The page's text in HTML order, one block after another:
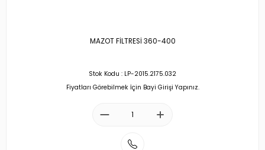
MAZOT FİLTRESİ 360-400
Stok Kodu : LP-2015.2175.032
Fiyatları Görebilmek İçin Bayi Girişi Yapınız.